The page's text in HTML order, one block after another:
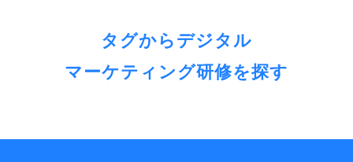
タグからデジタル
マーケティング研修を探す